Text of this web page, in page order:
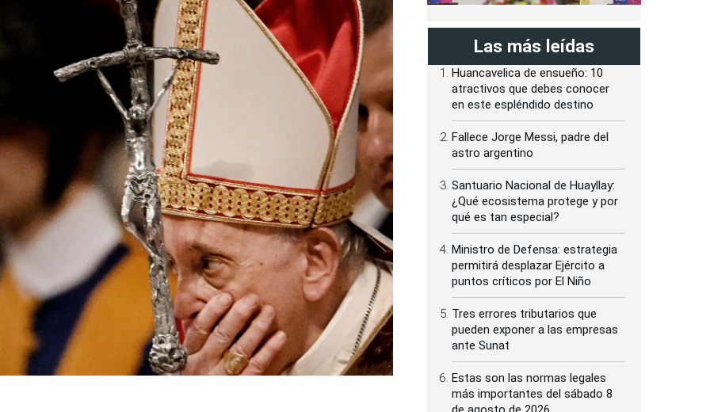
Las más leídas
Huancavelica de ensueño: 10
atractivos que debes conocer
en este espléndido destino
Fallece Jorge Messi, padre del
astro argentino
Santuario Nacional de Huayllay:
¿Qué ecosistema protege y por
qué es tan especial?
Ministro de Defensa: estrategia
permitirá desplazar Ejército a
puntos críticos por El Niño
Tres errores tributarios que
pueden exponer a las empresas
ante Sunat
Estas son las normas legales
más importantes del sábado 8